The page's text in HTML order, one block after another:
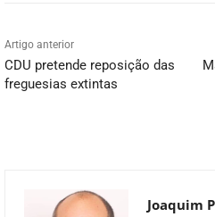
Artigo anterior
CDU pretende reposição das
freguesias extintas
Joaquim